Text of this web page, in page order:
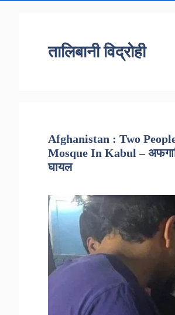
तालिबानी विद्रोही
Afghanistan : Two
Mosque In Kabul –
घायल